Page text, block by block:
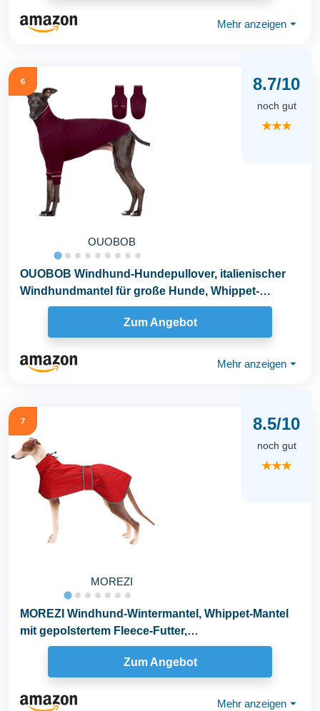
Mehr anzeigen ⏷
6
OUOBOB
8.7/10
noch gut
★★★
OUOBOB Windhund-Hundepullover, italienischer
Windhundmantel für große Hunde, Whippet-
Pullover...
Zum Angebot
Mehr anzeigen ⏷
7
MOREZI
8.5/10
noch gut
★★★
MOREZI Windhund-Wintermantel, Whippet-Mantel
mit gepolstertem Fleece-Futter,
Wasserabweisende...
Zum Angebot
Mehr anzeigen ⏷